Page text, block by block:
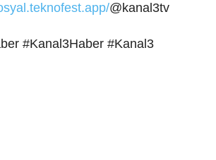
@kanal3tv
#Kanal3Haber #Kanal3